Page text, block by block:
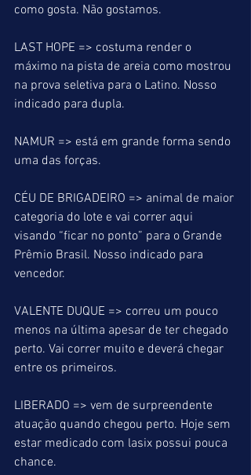
como gosta. Não gostamos.
LAST HOPE => costuma render o
máximo na pista de areia como mostrou
na prova seletiva para o Latino. Nosso
indicado para dupla.
NAMUR => está em grande forma sendo
uma das forças.
CÉU DE BRIGADEIRO => animal de maior
categoria do lote e vai correr aqui
visando “ficar no ponto” para o Grande
Prêmio Brasil. Nosso indicado para
vencedor.
VALENTE DUQUE => correu um pouco
menos na última apesar de ter chegado
perto. Vai correr muito e deverá chegar
entre os primeiros.
LIBERADO => vem de surpreendente
atuação quando chegou perto. Hoje sem
estar medicado com lasix possui pouca
chance.